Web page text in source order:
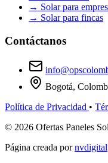
→ Solar para
→ Solar para fincas
Contáctanos
Bogotá,
Política de Privacidad •
© 2026 Ofertas Paneles
Página creada pornvdigital